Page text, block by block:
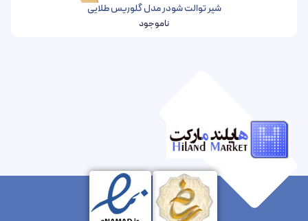
شیر توالت شودر مدل گلوریس طلایی
ناموجود